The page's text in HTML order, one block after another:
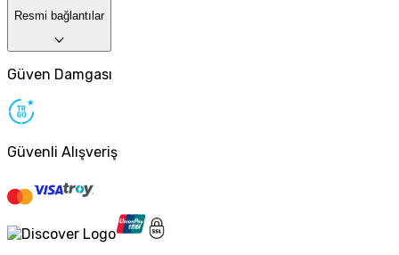
Resmi bağlantılar
Güven Damgası
Güvenli Alışveriş